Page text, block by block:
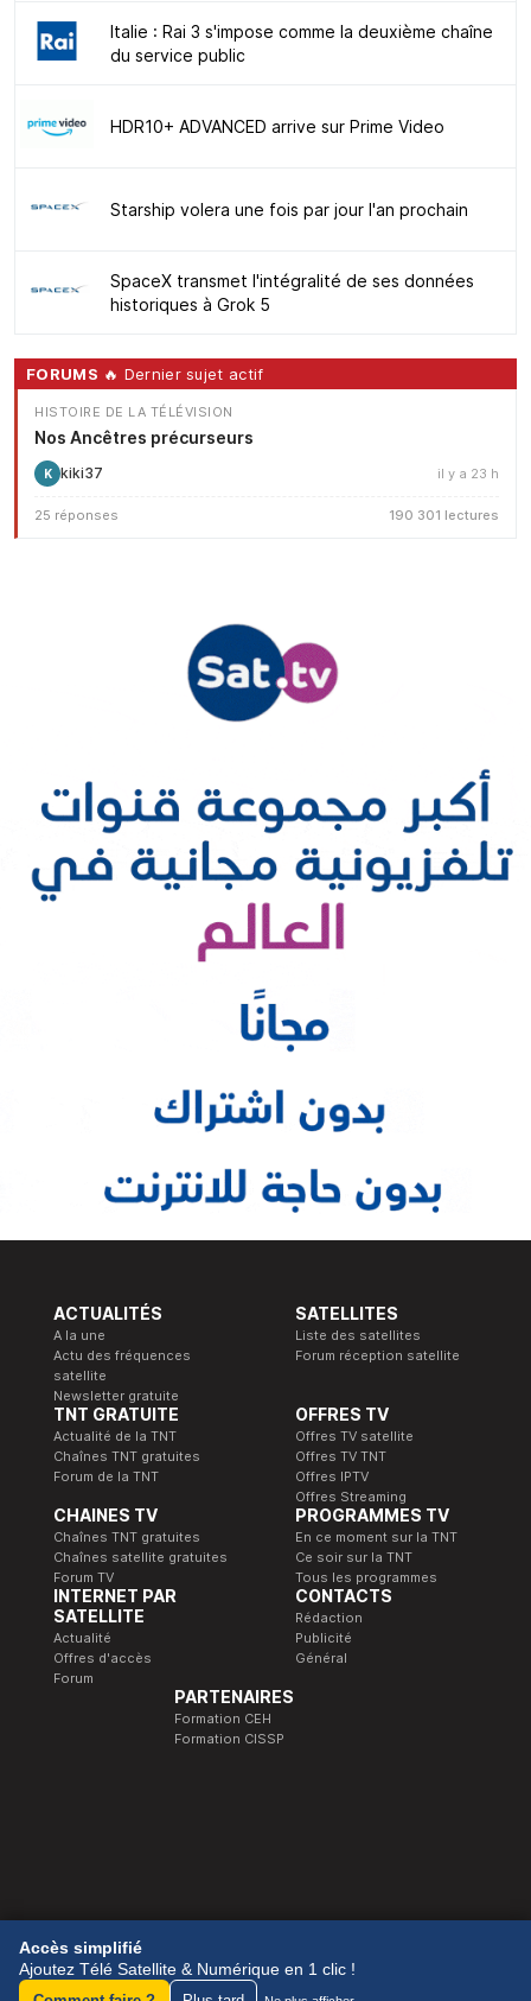
Italie : Rai 3 s'impose comme la deuxième chaîne
du service public
HDR10+ ADVANCED arrive sur Prime Video
Starship volera une fois par jour l'an prochain
SpaceX transmet l'intégralité de ses données
historiques à Grok 5
FORUMS 🔥 Dernier sujet actif
HISTOIRE DE LA TÉLÉVISION
Nos Ancêtres précurseurs
K kiki37 il y a 23 h
25 réponses 190 301 lectures
ACTUALITÉS
A la une
Actu des fréquences
satellite
Newsletter gratuite
SATELLITES
Liste des satellites
Forum réception satellite
TNT GRATUITE
Actualité de la TNT
Chaînes TNT gratuites
Forum de la TNT
OFFRES TV
Offres TV satellite
Offres TV TNT
Offres IPTV
Offres Streaming
CHAINES TV
Chaînes TNT gratuites
Chaînes satellite gratuites
Forum TV
PROGRAMMES TV
En ce moment sur la TNT
Ce soir sur la TNT
Tous les programmes
INTERNET PAR
SATELLITE
Actualité
Offres d'accès
Forum
CONTACTS
Rédaction
Publicité
Général
PARTENAIRES
Formation CEH
Formation CISSP
© 1989-2026 Télé Satellite et Numérique.
Accès simplifié
Ajoutez Télé Satellite & Numérique en 1 clic !